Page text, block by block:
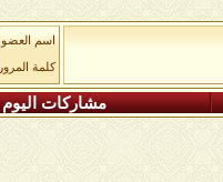
اسم العضو
كلمة المرور
مشاركات اليوم